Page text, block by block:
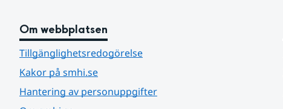
Om webbplatsen
Tillgänglighetsredogörelse
Kakor på smhi.se
Hantering av personuppgifter